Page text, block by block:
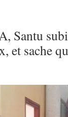
Santu
et sache